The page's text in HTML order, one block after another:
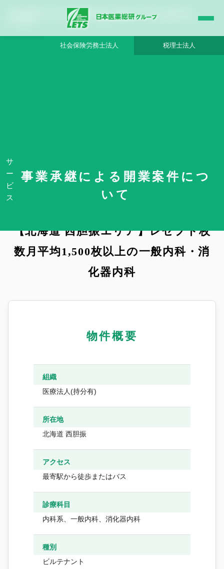
【北海道 西胆振エリア】レセプト枚数月平均1,500枚以上の一般内科・消化器内科 -
日本医業総研グループ |日本医業総研｜医院開業・承継・クリニック経営支援・医療
社会保険労務士法人 税理士法人
サ
ー
ビ
ス
事業承継による開業案件につ
いて
科 - 日本医業総研グループ
No. 10833
【北海道 西胆振エリア】レセプト枚
数月平均1,500枚以上の一般内科・消
化器内科
物件概要
組織
医療法人(持分有)
所在地
北海道 西胆振
アクセス
最寄駅から徒歩またはバス
診療科目
内科系、一般内科、消化器内科
種別
ビルテナント